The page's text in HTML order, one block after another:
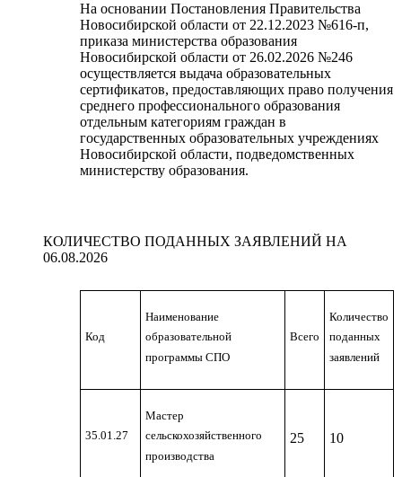
На основании Постановления Правительства
Новосибирской области от 22.12.2023 №616-п,
приказа министерства образования
Новосибирской области от 26.02.2026 №246
осуществляется выдача образовательных
сертификатов, предоставляющих право получения
среднего профессионального образования
отдельным категориям граждан в
государственных образовательных учреждениях
Новосибирской области, подведомственных
министерству образования.
КОЛИЧЕСТВО ПОДАННЫХ ЗАЯВЛЕНИЙ НА
06.08.2026
Код
Наименование
образовательной
программы СПО
Всего
Количество
поданных
заявлений
35.01.27
Мастер
сельскохозяйственного
производства
25 10